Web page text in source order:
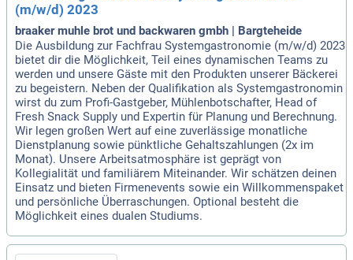
(m/w/d) 2023
braaker muhle brot und backwaren gmbh | Bargteheide
Die Ausbildung zur Fachfrau Systemgastronomie (m/w/d) 2023
bietet dir die Möglichkeit, Teil eines dynamischen Teams zu
werden und unsere Gäste mit den Produkten unserer Bäckerei
zu begeistern. Neben der Qualifikation als Systemgastronomin
wirst du zum Profi-Gastgeber, Mühlenbotschafter, Head of
Fresh Snack Supply und Expertin für Planung und Berechnung.
Wir legen großen Wert auf eine zuverlässige monatliche
Dienstplanung sowie pünktliche Gehaltszahlungen (2x im
Monat). Unsere Arbeitsatmosphäre ist geprägt von
Kollegialität und familiärem Miteinander. Wir schätzen deinen
Einsatz und bieten Firmenevents sowie ein Willkommenspaket
und persönliche Überraschungen. Optional besteht die
Möglichkeit eines dualen Studiums.